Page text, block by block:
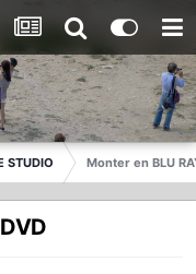
STUDIO Monter en BLU